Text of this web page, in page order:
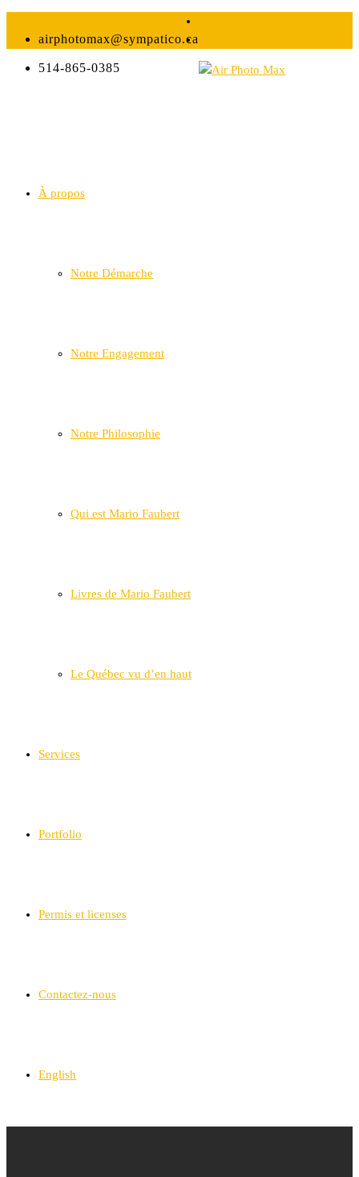
airphotomax@sympatico.ca
514-865-0385
À propos
Notre Démarche
Notre Engagement
Notre Philosophie
Qui est Mario Faubert
Livres de Mario Faubert
Le Québec vu d’en haut
Services
Portfolio
Permis et licenses
Contactez-nous
English